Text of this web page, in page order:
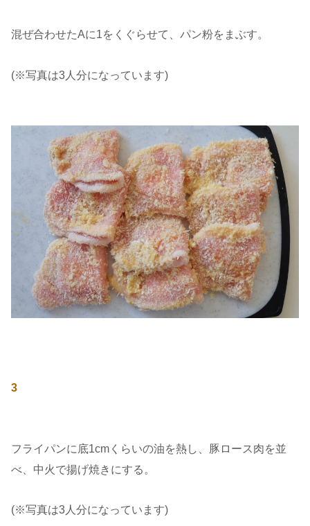
混ぜ合わせたAに1をくぐらせて、パン粉をまぶす。
(※写真は3人分になっています)
3
フライパンに底1cmくらいの油を熱し、豚ロース肉を並
べ、中火で揚げ焼きにする。
(※写真は3人分になっています)